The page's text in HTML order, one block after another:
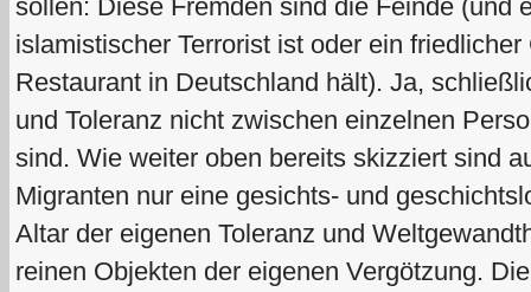
sollen: Diese Fremden sind die Feinde (und
islamistischer Terrorist ist oder ein
Restaurant in Deutschland hält). Ja,
und Toleranz nicht zwischen einzelnen
sind. Wie weiter oben bereits skizziert sind
Migranten nur eine gesichts- und
Altar der eigenen Toleranz und
reinen Objekten der eigenen Vergötzung.